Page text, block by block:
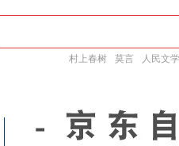
村上春树 莫言 人民文学